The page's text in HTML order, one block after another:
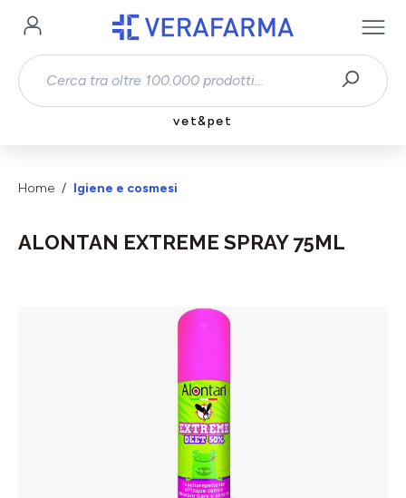
Passa al contenuto principale
vet&pet
Home Igiene e cosmesi
ALONTAN EXTREME SPRAY 75ML